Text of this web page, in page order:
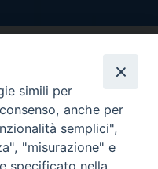
Torino
simili per
anche per
semplici",
"misurazione" e